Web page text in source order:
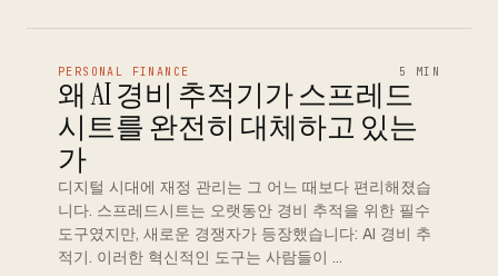
PERSONAL FINANCE 5 MIN
왜 AI 경비 추적기가 스프레드
시트를 완전히 대체하고 있는
가
디지털 시대에 재정 관리는 그 어느 때보다 편리해졌습
니다. 스프레드시트는 오랫동안 경비 추적을 위한 필수
도구였지만, 새로운 경쟁자가 등장했습니다: AI 경비 추
적기. 이러한 혁신적인 도구는 사람들이 …